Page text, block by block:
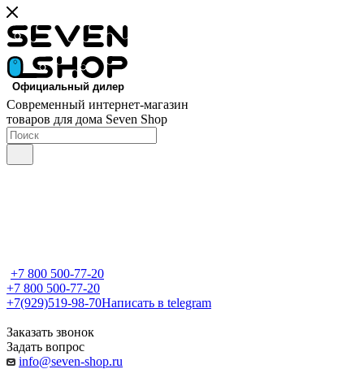
Современный интернет-магазин
товаров для дома Seven Shop
+7 800 500-77-20
+7 800 500-77-20
+7(929)519-98-70Написать в telegram
Заказать звонок
Задать вопрос
info@seven-shop.ru